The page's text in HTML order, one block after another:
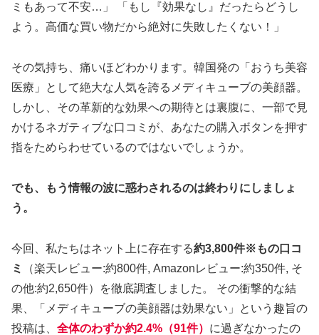
ミもあって不安…」 「もし『効果なし』だったらどうし
よう。高価な買い物だから絶対に失敗したくない！」
その気持ち、痛いほどわかります。韓国発の「おうち美容
医療」として絶大な人気を誇るメディキューブの美顔器。
しかし、その革新的な効果への期待とは裏腹に、一部で見
かけるネガティブな口コミが、あなたの購入ボタンを押す
指をためらわせているのではないでしょうか。
でも、もう情報の波に惑わされるのは終わりにしましょ
う。
今回、私たちはネット上に存在する約3,800件※もの口コ
ミ
（楽天レビュー:約800件, Amazonレビュー:約350件, そ
の他:約2,650件）を徹底調査しました。 その衝撃的な結
果、「メディキューブの美顔器は効果ない」という趣旨の
投稿は、 全体のわずか約2.4%（91件） に過ぎなかったの